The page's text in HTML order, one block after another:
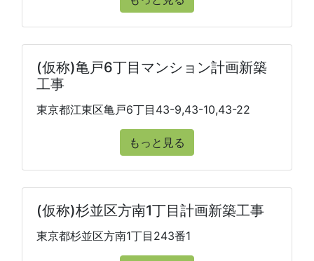
(仮称)亀戸6丁目マンション計画新築
工事
東京都江東区亀戸6丁目43-9,43-10,43-22
もっと見る
(仮称)杉並区方南1丁目計画新築工事
東京都杉並区方南1丁目243番1